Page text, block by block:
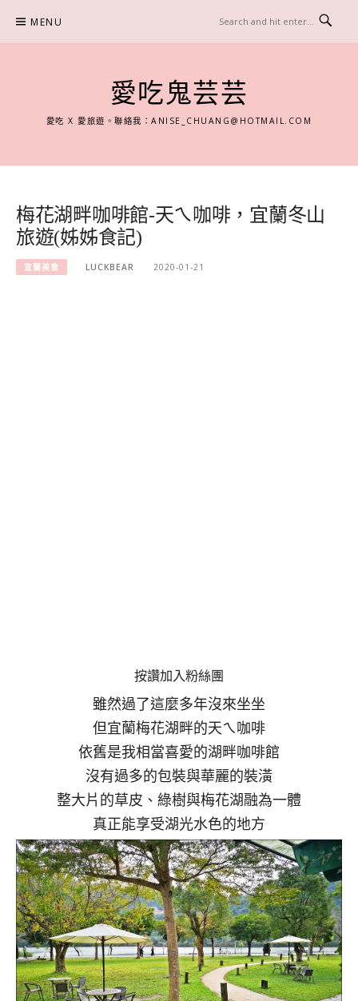
content
MENU
愛吃鬼芸芸
愛吃 X 愛旅遊。聯絡我：ANISE_CHUANG@HOTMAIL.COM
梅花湖畔咖啡館-天ㄟ咖啡，宜蘭冬山
旅遊(姊姊食記)
宜蘭美食 LUCKBEAR 2020-01-21
按讚加入粉絲團
雖然過了這麼多年沒來坐坐
但宜蘭梅花湖畔的天ㄟ咖啡
依舊是我相當喜愛的湖畔咖啡館
沒有過多的包裝與華麗的裝潢
整大片的草皮、綠樹與梅花湖融為一體
真正能享受湖光水色的地方